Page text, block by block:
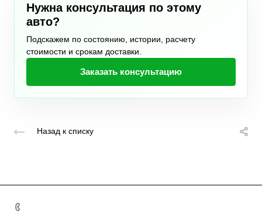
Нужна консультация по этому
авто?
Подскажем по состоянию, истории, расчету
стоимости и срокам доставки.
Заказать консультацию
Назад к списку